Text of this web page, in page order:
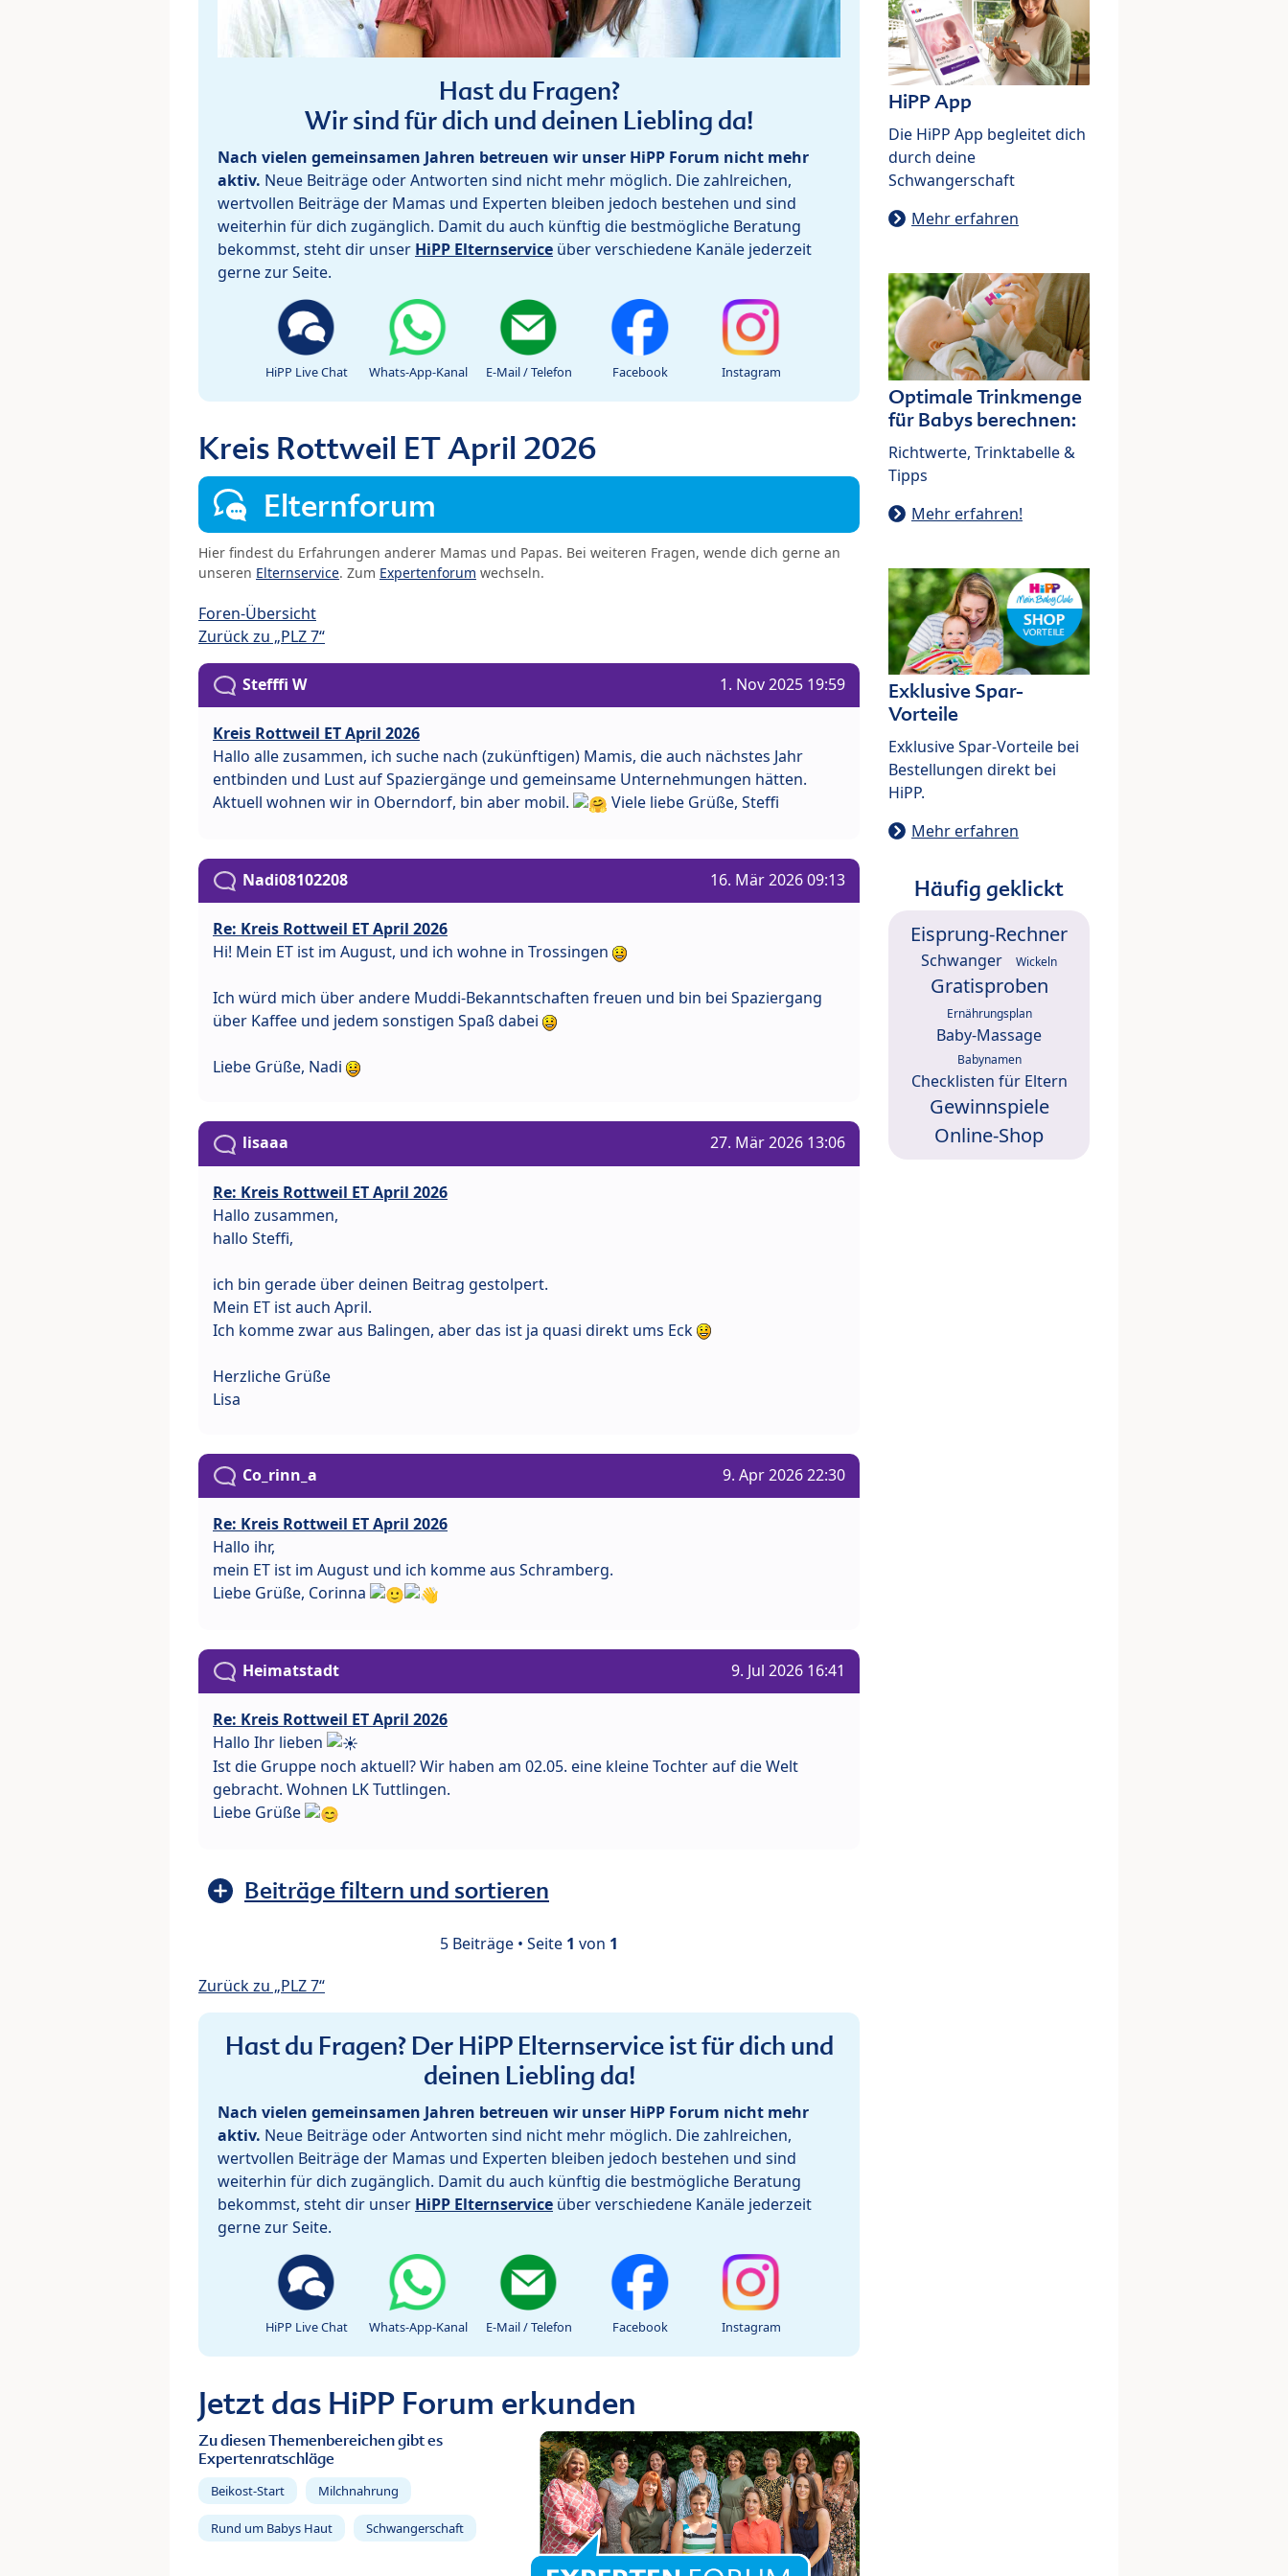
Hast du Fragen?
Wir sind für dich und deinen Liebling da!
Nach vielen gemeinsamen Jahren betreuen wir unser HiPP Forum nicht mehr
aktiv. Neue Beiträge oder Antworten sind nicht mehr möglich. Die zahlreichen,
wertvollen Beiträge der Mamas und Experten bleiben jedoch bestehen und sind
weiterhin für dich zugänglich. Damit du auch künftig die bestmögliche Beratung
bekommst, steht dir unser HiPP Elternservice über verschiedene Kanäle jederzeit
gerne zur Seite.
HiPP Live Chat Whats-App-Kanal E-Mail / Telefon Facebook Instagram
Kreis Rottweil ET April 2026
Elternforum
Hier findest du Erfahrungen anderer Mamas und Papas. Bei weiteren Fragen, wende dich gerne an
unseren Elternservice. Zum Expertenforum wechseln.
Foren-Übersicht
Zurück zu „PLZ 7“
Stefffi W 1. Nov 2025 19:59
Kreis Rottweil ET April 2026
Hallo alle zusammen, ich suche nach (zukünftigen) Mamis, die auch nächstes Jahr
entbinden und Lust auf Spaziergänge und gemeinsame Unternehmungen hätten.
Aktuell wohnen wir in Oberndorf, bin aber mobil.
Viele liebe Grüße, Steffi
Nadi08102208 16. Mär 2026 09:13
Re: Kreis Rottweil ET April 2026
Hi! Mein ET ist im August, und ich wohne in Trossingen
Ich würd mich über andere Muddi-Bekanntschaften freuen und bin bei Spaziergang
über Kaffee und jedem sonstigen Spaß dabei
Liebe Grüße, Nadi
lisaaa 27. Mär 2026 13:06
Re: Kreis Rottweil ET April 2026
Hallo zusammen,
hallo Steffi,
ich bin gerade über deinen Beitrag gestolpert.
Mein ET ist auch April.
Ich komme zwar aus Balingen, aber das ist ja quasi direkt ums Eck
Herzliche Grüße
Lisa
Co_rinn_a 9. Apr 2026 22:30
Re: Kreis Rottweil ET April 2026
Hallo ihr,
mein ET ist im August und ich komme aus Schramberg.
Liebe Grüße, Corinna
Heimatstadt 9. Jul 2026 16:41
Re: Kreis Rottweil ET April 2026
Hallo Ihr lieben
Ist die Gruppe noch aktuell? Wir haben am 02.05. eine kleine Tochter auf die Welt
gebracht. Wohnen LK Tuttlingen.
Liebe Grüße
Beiträge filtern und sortieren
5 Beiträge • Seite 1 von 1
Zurück zu „PLZ 7“
Hast du Fragen? Der HiPP Elternservice ist für dich und
deinen Liebling da!
Nach vielen gemeinsamen Jahren betreuen wir unser HiPP Forum nicht mehr
aktiv. Neue Beiträge oder Antworten sind nicht mehr möglich. Die zahlreichen,
wertvollen Beiträge der Mamas und Experten bleiben jedoch bestehen und sind
weiterhin für dich zugänglich. Damit du auch künftig die bestmögliche Beratung
bekommst, steht dir unser HiPP Elternservice über verschiedene Kanäle jederzeit
gerne zur Seite.
HiPP Live Chat Whats-App-Kanal E-Mail / Telefon Facebook Instagram
Jetzt das HiPP Forum erkunden
Zu diesen Themenbereichen gibt es
Expertenratschläge
Beikost-Start Milchnahrung
Rund um Babys Haut Schwangerschaft
HiPP App
Die HiPP App begleitet dich
durch deine
Schwangerschaft
Mehr erfahren
Optimale Trinkmenge
für Babys berechnen:
Richtwerte, Trinktabelle &
Tipps
Mehr erfahren!
Exklusive Spar-
Vorteile
Exklusive Spar-Vorteile bei
Bestellungen direkt bei
HiPP.
Mehr erfahren
Häufig geklickt
Eisprung-Rechner
Schwanger Wickeln
Gratisproben
Ernährungsplan
Baby-Massage
Babynamen
Checklisten für Eltern
Gewinnspiele
Online-Shop